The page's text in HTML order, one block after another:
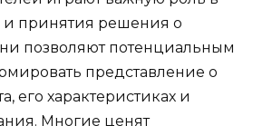
и принятия решения о
позволяют потенциальным
представление о
его характеристиках и
Многие ценят